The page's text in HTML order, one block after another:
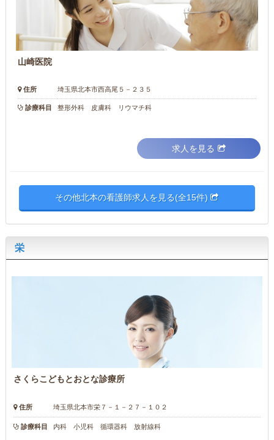
山崎医院
住所 埼玉県北本市西高尾５－２３５
診療科目 整形外科 皮膚科 リウマチ科
求人を見る
その他北本の看護師求人を見る(全15件)
栄
さくらこどもとおとな診療所
住所 埼玉県北本市栄７－１－２７－１０２
診療科目 内科 小児科 循環器科 放射線科